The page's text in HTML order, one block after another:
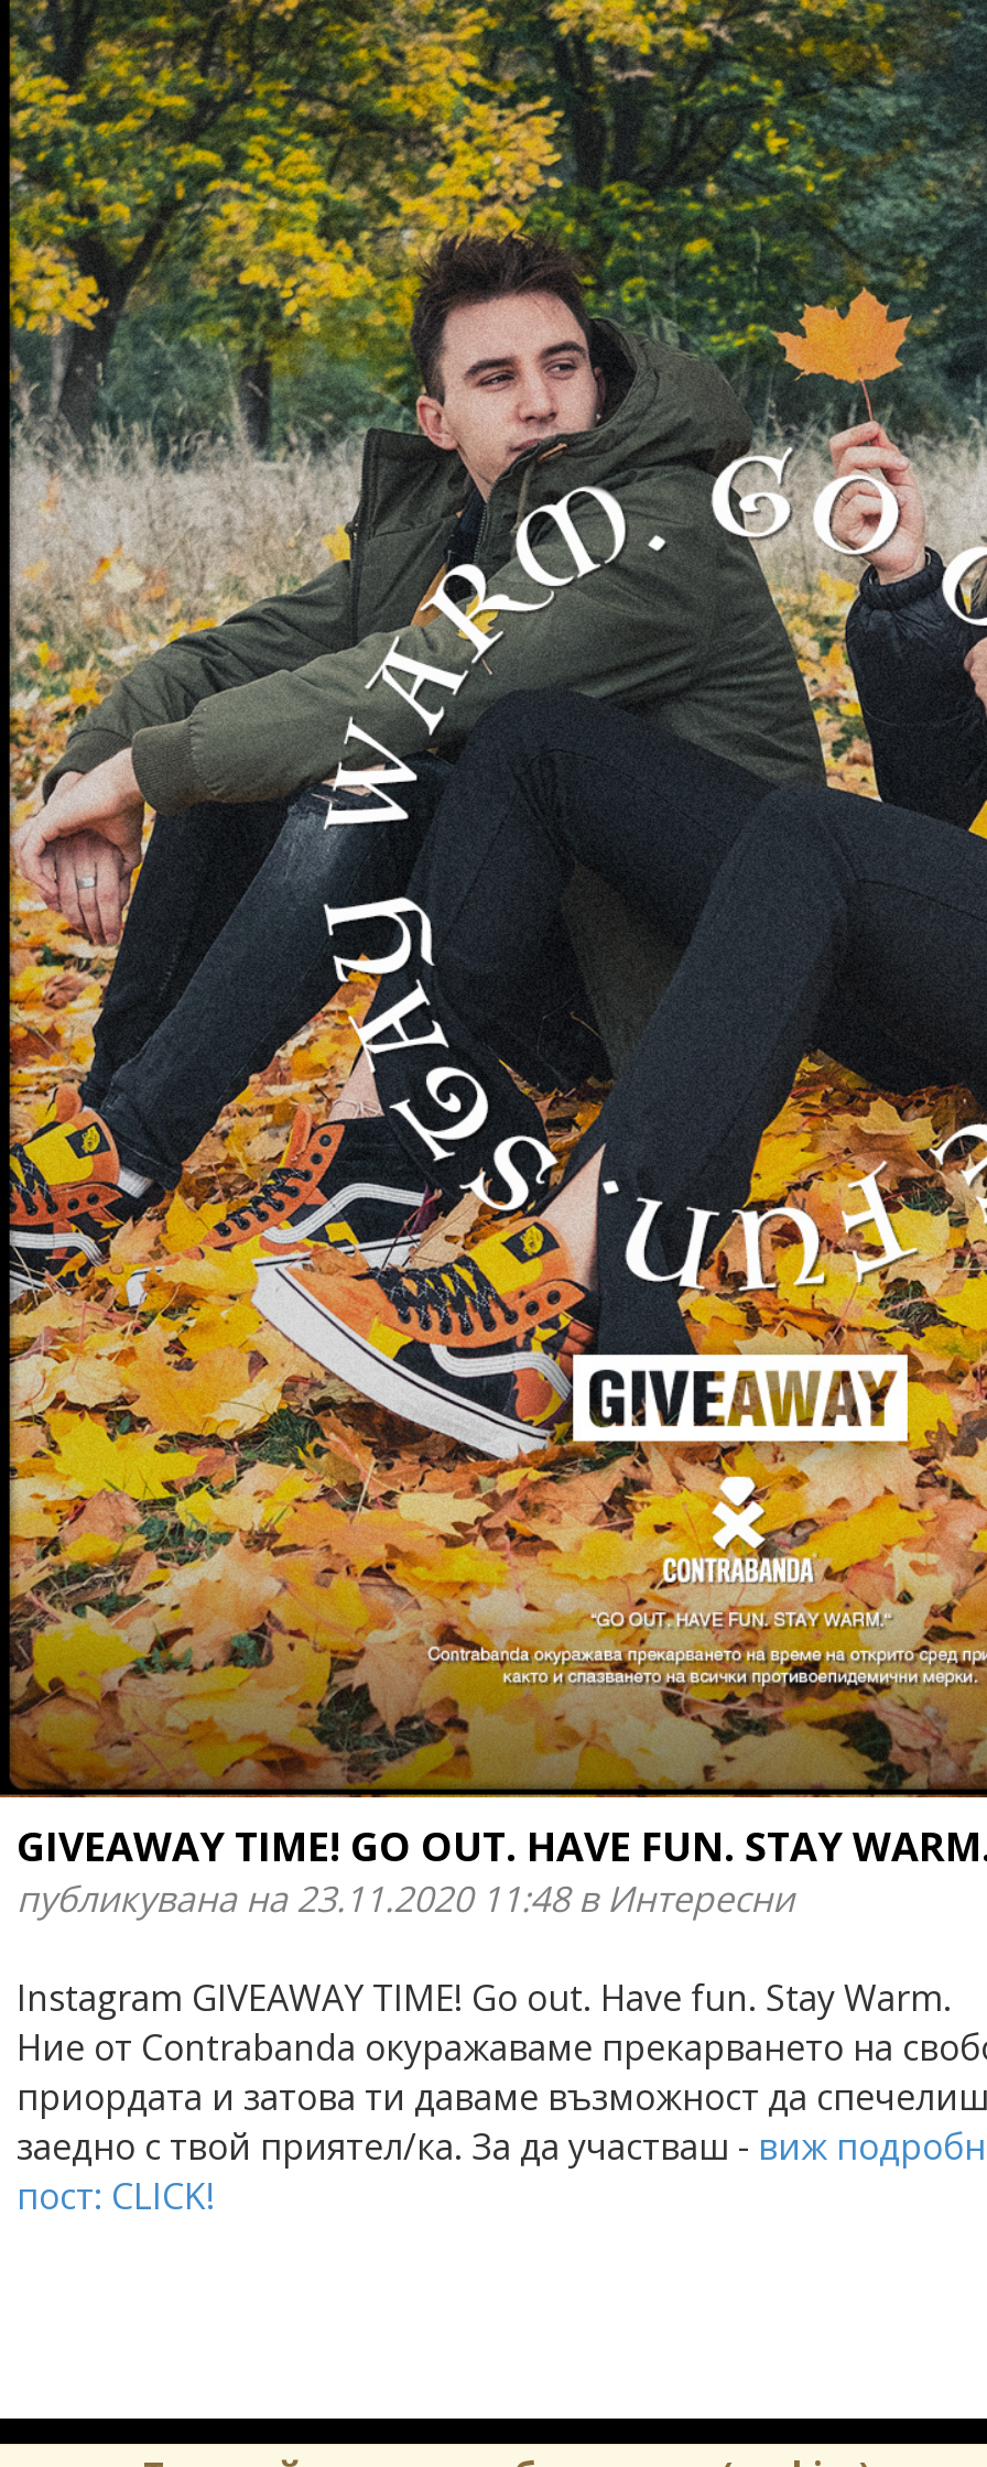
GIVEAWAY TIME! GO OUT. HAVE FUN. STAY
публикувана на 23.11.2020 11:48 в Интересни
Instagram GIVEAWAY TIME! Go out. Have fun. Stay Warm.
Ние от Contrabanda oкуражаваме прекарването на
приордата и затова ти даваме възможност да
заедно с твой приятел/ка. За да участваш - виж
пост: CLICK!